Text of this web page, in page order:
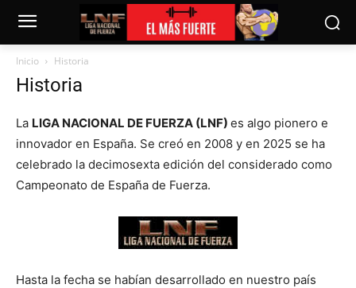
Inicio Historia
Historia
La LIGA NACIONAL DE FUERZA (LNF) es algo pionero e
innovador en España. Se creó en 2008 y en 2025 se ha
celebrado la decimosexta edición del considerado como
Campeonato de España de Fuerza.
Hasta la fecha se habían desarrollado en nuestro país